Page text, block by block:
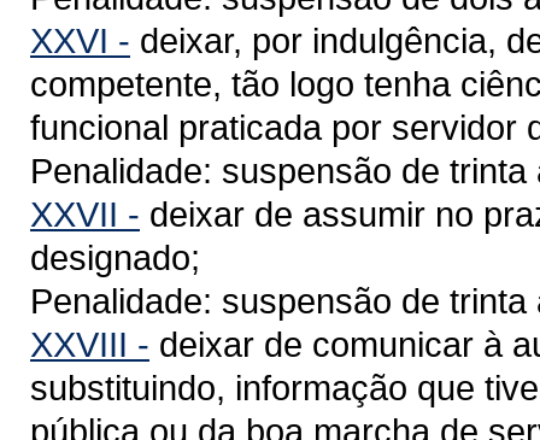
XXVI - deixar, por indulgência,
competente, tão logo tenha
funcional praticada por servidor
Penalidade: suspensão de
XXVII - deixar de assumir no
designado;
Penalidade: suspensão de
XXVIII - deixar de comunicar à
substituindo, informação que
pública ou da boa marcha de